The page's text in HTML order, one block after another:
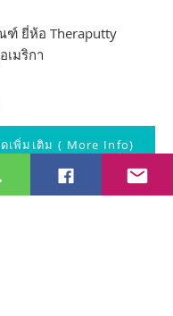
ฑ์ ยี่ห้อ Theraputty
เมริกา
เพิ่มเติม ( More Info)
ล้ายกัน